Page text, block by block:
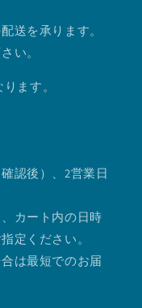
送を承ります。
い。
ます。
認後）、2営業日
カート内の日時
定ください。
は最短でのお届